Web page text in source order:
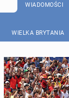
WIADOMOŚCI
WIELKA BRYTANIA